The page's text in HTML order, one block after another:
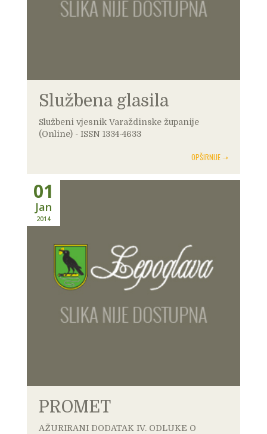
Službena glasila
Službeni vjesnik Varaždinske županije
(Online) - ISSN 1334-4633
OPŠIRNIJE ➝
01
Jan
2014
PROMET
AŽURIRANI DODATAK IV. ODLUKE O